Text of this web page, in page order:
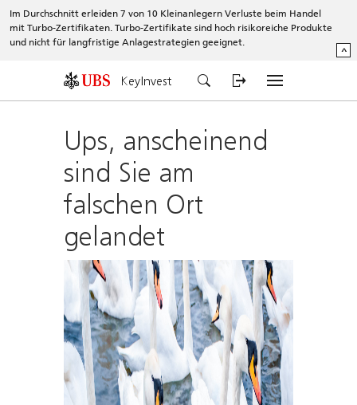
Im Durchschnitt erleiden 7 von 10 Kleinanlegern Verluste beim Handel
mit Turbo-Zertifikaten. Turbo-Zertifikate sind hoch risikoreiche Produkte
und nicht für langfristige Anlagestrategien geeignet.
^
KeyInvest
Ups, anscheinend
sind Sie am
falschen Ort
gelandet